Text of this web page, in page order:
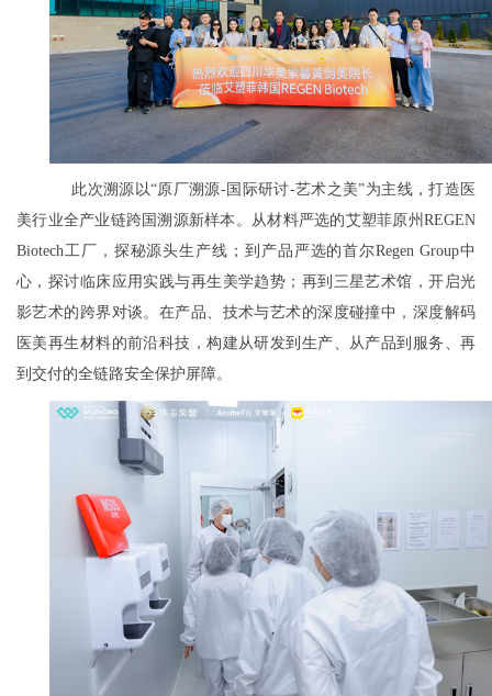
此次溯源以“原厂溯源-国际研讨-艺术之美”为主线，打造医
美行业全产业链跨国溯源新样本。从材料严选的艾塑菲原州REGEN
Biotech工厂，探秘源头生产线；到产品严选的首尔Regen Group中
心，探讨临床应用实践与再生美学趋势；再到三星艺术馆，开启光
影艺术的跨界对谈。在产品、技术与艺术的深度碰撞中，深度解码
医美再生材料的前沿科技，构建从研发到生产、从产品到服务、再
到交付的全链路安全保护屏障。